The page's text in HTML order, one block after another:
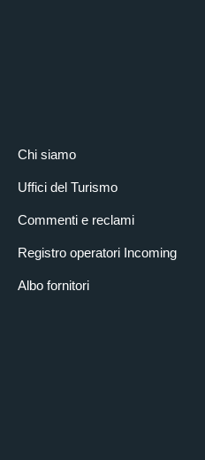
Chi siamo
Uffici del Turismo
Commenti e reclami
Registro operatori Incoming
Albo fornitori